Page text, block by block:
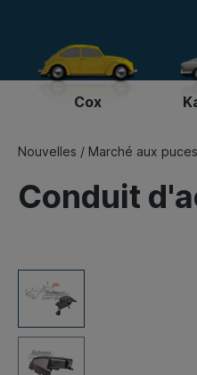
Cox
Nouvelles / Marché aux
Conduit